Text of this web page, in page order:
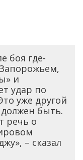
боя где-
и
удар по
уже другой
быть.
речь о
– сказал